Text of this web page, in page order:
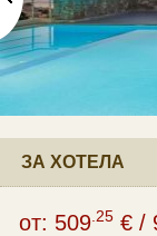
ЗА ХОТЕЛА
от: 509 .25 € /